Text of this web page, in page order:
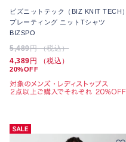
ビズニットテック（BIZ KNIT TECH）
プレーティング ニットTシャツ
BIZSPO
5,489円 （税込）
4,389円 （税込）
20%OFF